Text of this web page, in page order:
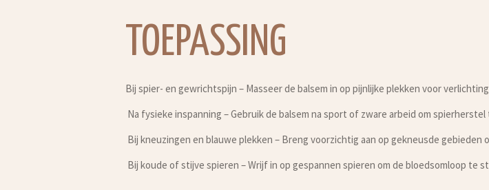
TOEPASSING
Bij spier- en gewrichtspijn – Masseer de balsem in op pijnlijke plekken voor
Na fysieke inspanning – Gebruik de balsem na sport of zware arbeid om
Bij kneuzingen en blauwe plekken – Breng voorzichtig aan op gekneusde gebieden
Bij koude of stijve spieren – Wrijf in op gespannen spieren om de bloedsomloop te